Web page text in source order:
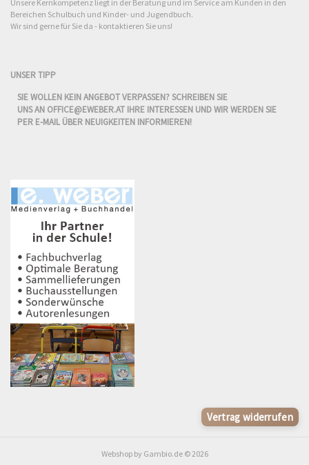
Unsere Kernkompetenz liegt in der Beratung und im Service am Kunden in den
Bereichen Schulbuch und Kinder- und Jugendbuch.
Wir sind gerne für Sie da - kontaktieren Sie uns!
UNSER TIPP
SIE WOLLEN KEIN ANGEBOT VERPASSEN? SCHREIBEN SIE
UNS AN OFFICE@EWEBER.AT IHRE INTERESSEN UND WIR WERDEN SIE
PER E-MAIL ÜBER NEUIGKEITEN INFORMIEREN!
Vertrag widerrufen
Webshopby Gambio.de © 2026